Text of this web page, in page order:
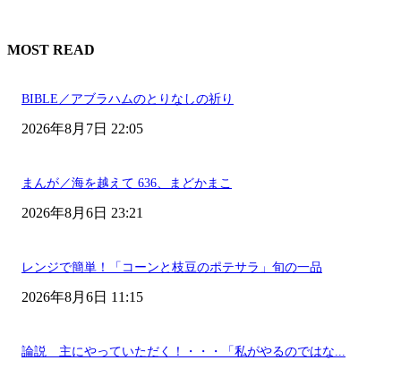
MOST READ
BIBLE／アブラハムのとりなしの祈り
2026年8月7日 22:05
まんが／海を越えて 636、まどかまこ
2026年8月6日 23:21
レンジで簡単！「コーンと枝豆のポテサラ」旬の一品
2026年8月6日 11:15
論説 主にやっていただく！・・・「私がやるのではな...